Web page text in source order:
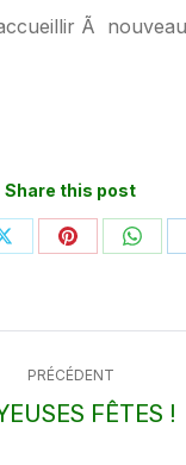
Ã
Share this post
PartagerPartager
PRÉCÉDENT
Article
FÊTES !